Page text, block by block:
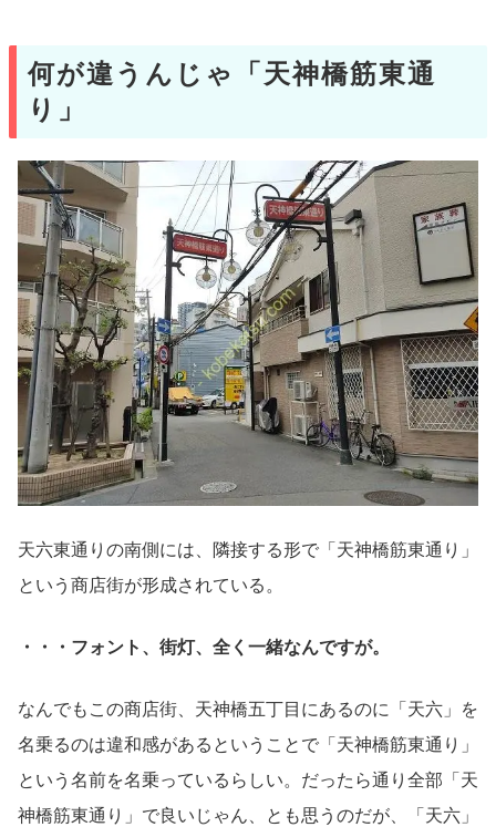
何が違うんじゃ「天神橋筋東通
り」
天六東通りの南側には、隣接する形で「天神橋筋東通り」
という商店街が形成されている。
・・・フォント、街灯、全く一緒なんですが。
なんでもこの商店街、天神橋五丁目にあるのに「天六」を
名乗るのは違和感があるということで「天神橋筋東通り」
という名前を名乗っているらしい。だったら通り全部「天
神橋筋東通り」で良いじゃん、とも思うのだが、「天六」